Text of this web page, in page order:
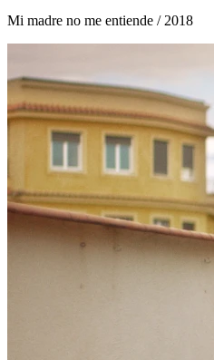
Mi madre no me entiende / 2018